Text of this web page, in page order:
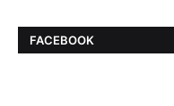
FACEBOOK